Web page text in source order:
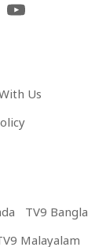
Us
TV9 Bangla
Malayalam